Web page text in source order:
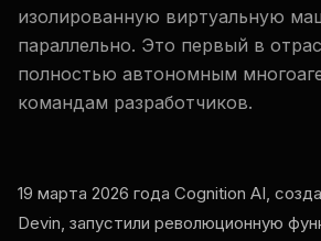
изолированную виртуальную
параллельно. Это первый в
полностью автономным
командам разработчиков.
19 марта 2026 года Cognition AI,
Devin, запустили революционную